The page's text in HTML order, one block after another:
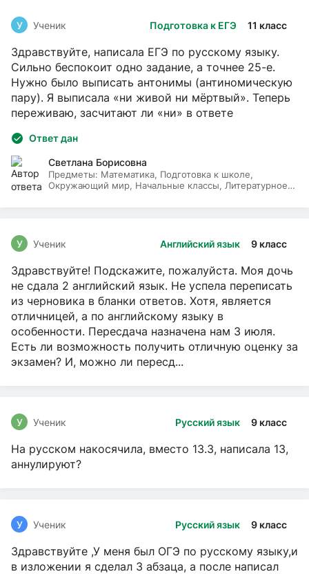
Подготовка к ЕГЭ 11 класс
У Ученик
Здравствуйте, написала ЕГЭ по русскому языку.
Сильно беспокоит одно задание, а точнее 25-е.
Нужно было выписать антонимы (антиномическую
пару). Я выписала «ни живой ни мёртвый». Теперь
переживаю, засчитают ли «ни» в ответе
Ответ дан
Светлана Борисовна
Предметы: Математика, Подготовка к школе,
Окружающий мир, Начальные классы, Литературное
Английский язык 9 класс
У Ученик
Здравствуйте! Подскажите, пожалуйста. Моя дочь
не сдала 2 английский язык. Не успела переписать
из черновика в бланки ответов. Хотя, является
отличницей, а по английскому языку в
особенности. Пересдача назначена нам 3 июля.
Есть ли возможность получить отличную оценку за
экзамен? И, можно ли пересд...
Русский язык 9 класс
У Ученик
На русском накосячила, вместо 13.3, написала 13,
аннулируют?
Русский язык 9 класс
У Ученик
Здравствуйте ,У меня был ОГЭ по русскому языку,и
в изложении я сделал 3 абзаца, а после написал